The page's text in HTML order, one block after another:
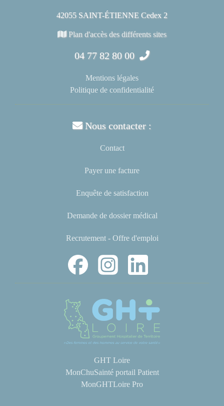
42055 SAINT-ÉTIENNE Cedex 2
Plan d'accès des différents sites
04 77 82 80 00
Mentions légales
Politique de confidentialité
Nous contacter :
Contact
Payer une facture
Enquête de satisfaction
Demande de dossier médical
Recrutement - Offre d'emploi
GHT Loire
MonChuSainté portail Patient
MonGHTLoire Pro